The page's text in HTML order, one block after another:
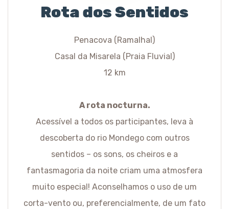
Rota dos Sentidos
Penacova (Ramalhal)
Casal da Misarela (Praia Fluvial)
12 km
A rota nocturna.
Acessível a todos os participantes, leva à
descoberta do rio Mondego com outros
sentidos – os sons, os cheiros e a
fantasmagoria da noite criam uma atmosfera
muito especial! Aconselhamos o uso de um
corta-vento ou, preferencialmente, de um fato